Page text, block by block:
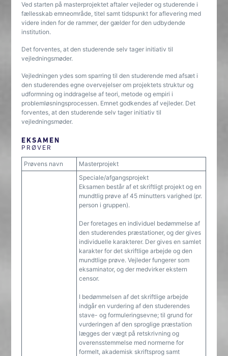
Ved starten på masterprojektet aftaler vejleder og studerende i
fællesskab emneområde, titel samt tidspunkt for aflevering med
videre inden for de rammer, der gælder for den udbydende
institution.
Det forventes, at den studerende selv tager initiativ til
vejledningsmøder.
Vejledningen ydes som sparring til den studerende med afsæt i
den studerendes egne overvejelser om projektets struktur og
udformning og inddragelse af teori, metode og empiri i
problemløsningsprocessen. Emnet godkendes af vejleder. Det
forventes, at den studerende selv tager initiativ til
vejledningsmøder.
EKSAMEN
PRØVER
Prøvens navn Masterprojekt
Speciale/afgangsprojekt
Eksamen består af et skriftligt projekt og en
mundtlig prøve af 45 minutters varighed (pr.
person i gruppen).
Der foretages en individuel bedømmelse af
den studerendes præstationer, og der gives
individuelle karakterer. Der gives en samlet
karakter for det skriftlige arbejde og den
mundtlige prøve. Vejleder fungerer som
eksaminator, og der medvirker ekstern
censor.
I bedømmelsen af det skriftlige arbejde
indgår en vurdering af den studerendes
stave- og formuleringsevne; til grund for
vurderingen af den sproglige præstation
lægges der vægt på retskrivning og
overensstemmelse med normerne for
formelt, akademisk skriftsprog samt